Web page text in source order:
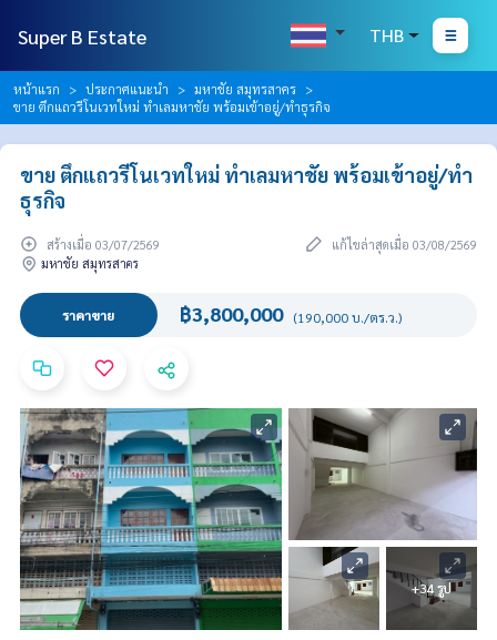
Super B Estate THB
หน้าแรก ประกาศแนะนำ
มหาชัย สมุทรสาคร
ขาย ตึกแถวรีโนเวทใหม่ ทำเลมหาชัย พร้อมเข้าอยู่/ทำธุรกิจ
ขาย ตึกแถวรีโนเวทใหม่ ทำเลมหาชัย พร้อมเข้าอยู่/ทำ
ธุรกิจ
สร้างเมื่อ 03/07/2569
แก้ไขล่าสุดเมื่อ 03/08/2569
มหาชัย สมุทรสาคร
ราคาขาย ฿3,800,000 (190,000 บ./ตร.ว.)
+34 รูป